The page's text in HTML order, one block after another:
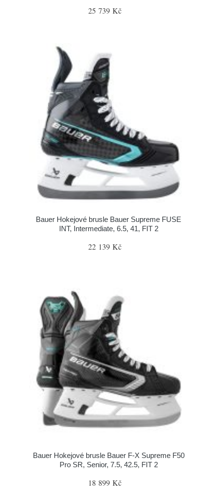
25 739 Kč
Bauer Hokejové brusle Bauer Supreme FUSE
INT, Intermediate, 6.5, 41, FIT 2
22 139 Kč
Bauer Hokejové brusle Bauer F-X Supreme F50
Pro SR, Senior, 7.5, 42.5, FIT 2
18 899 Kč